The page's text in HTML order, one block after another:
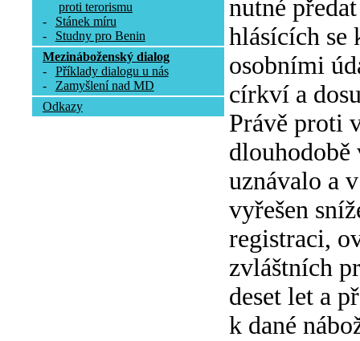
proti terorismu
-
Stánek míru
-
Studny pro Benin
Mezináboženský dialog
-
Příklady dialogu u nás
-
Zamyšlení nad MD
Odkazy
nutné
hlásících se
osobními
církví a
Právě proti
uznávalo a
vyřešen
registraci,
zvláštních
deset let a
k dané